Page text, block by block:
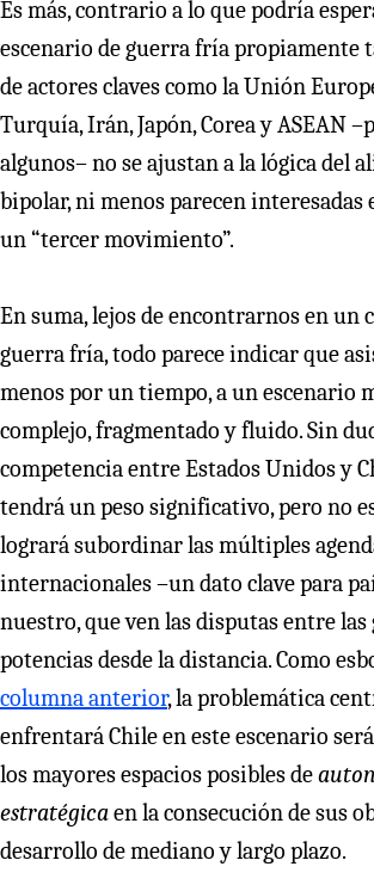
Es más, contrario a lo que podría
escenario de guerra fría propiamente
de actores claves como la Unión
Turquía, Irán, Japón, Corea y ASEAN
algunos– no se ajustan a la lógica del
bipolar, ni menos parecen interesadas
un “tercer movimiento”.
En suma, lejos de encontrarnos en un
guerra fría, todo parece indicar que
menos por un tiempo, a un escenario
complejo, fragmentado y fluido. Sin
competencia entre Estados Unidos y
tendrá un peso significativo, pero no
logrará subordinar las múltiples
internacionales –un dato clave para
nuestro, que ven las disputas entre las
potencias desde la distancia. Como
columna anterior, la problemática
enfrentará Chile en este escenario
los mayores espacios posibles de
estratégicaen la consecución de sus
desarrollo de mediano y largo plazo.